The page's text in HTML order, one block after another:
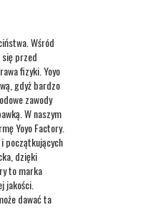
Wśród
przed
fizyki. Yoyo
gdyż bardzo
zawody
W naszym
Yoyo Factory.
początkujących
dzięki
to marka
jakości.
dawać ta